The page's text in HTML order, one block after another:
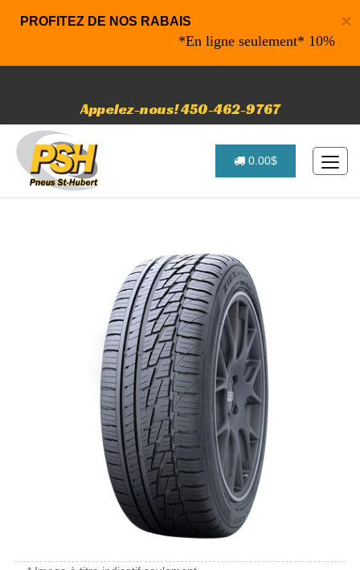
×
PROFITEZ DE NOS RABAIS
*En ligne seulement* 10% de
Appelez-nous! 450-462-9767
0.00$